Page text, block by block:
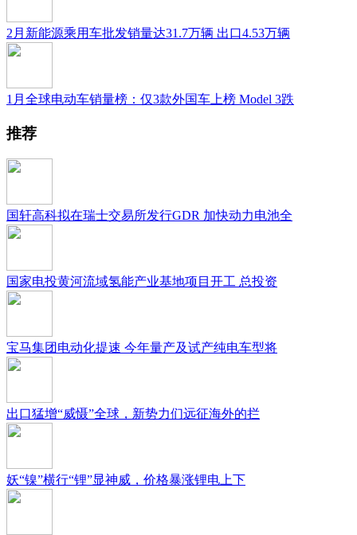
2月新能源乘用车批发销量达31.7万辆 出口4.53万辆
1月全球电动车销量榜：仅3款外国车上榜 Model 3跌
推荐
国轩高科拟在瑞士交易所发行GDR 加快动力电池全
国家电投黄河流域氢能产业基地项目开工 总投资
宝马集团电动化提速 今年量产及试产纯电车型将
出口猛增“威慑”全球，新势力们远征海外的拦
妖“镍”横行“锂”显神威，价格暴涨锂电上下